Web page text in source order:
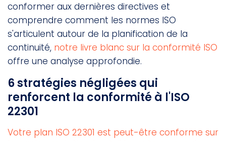
conformer aux dernières directives et
comprendre comment les normes ISO
s'articulent autour de la planification de la
continuité, notre livre blanc sur la conformité ISO
offre une analyse approfondie.
6 stratégies négligées qui
renforcent la conformité à l'ISO
22301
Votre plan ISO 22301 est peut-être conforme sur